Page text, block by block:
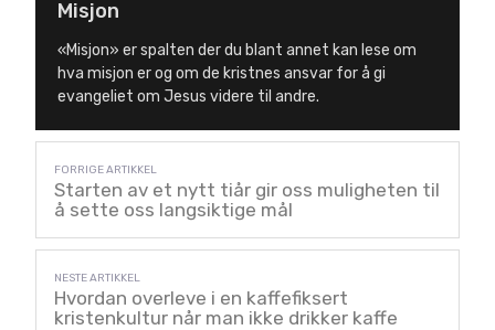
Misjon
«Misjon» er spalten der du blant annet kan lese om
hva misjon er og om de kristnes ansvar for å gi
evangeliet om Jesus videre til andre.
Starten av et nytt tiår gir oss muligheten til
å sette oss langsiktige mål
Hvordan overleve i en kaffefiksert
kristenkultur når man ikke drikker kaffe